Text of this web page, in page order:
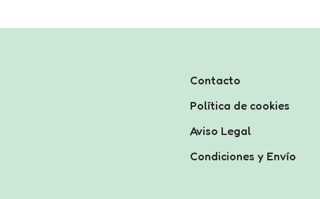
Contacto
Política de cookies
Aviso Legal
Condiciones y Envío